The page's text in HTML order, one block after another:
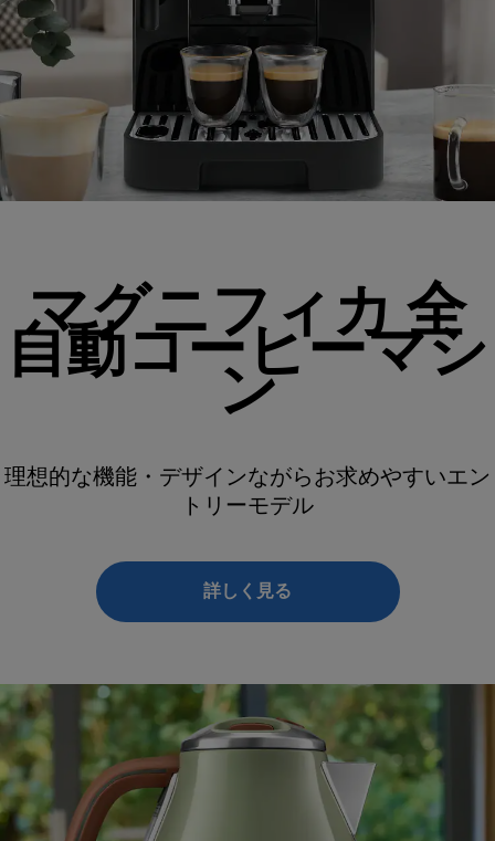
マグニフィカ 全
自動コーヒーマシ
ン
理想的な機能・デザインながらお求めやすいエン
トリーモデル
詳しく見る